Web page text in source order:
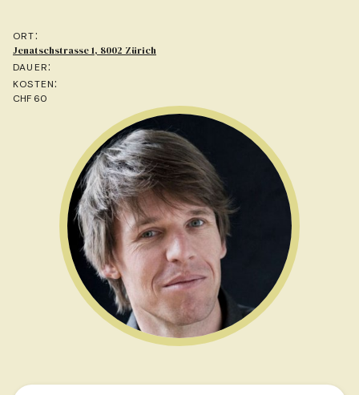
ORT:
Jenatschstrasse 1, 8002 Zürich
DAUER:
KOSTEN:
CHF 60